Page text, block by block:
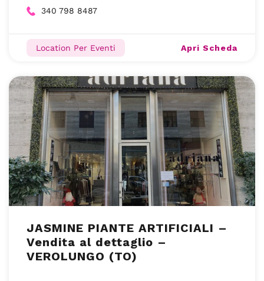
340 798 8487
Location Per Eventi Apri Scheda
JASMINE PIANTE ARTIFICIALI –
Vendita al dettaglio –
VEROLUNGO (TO)